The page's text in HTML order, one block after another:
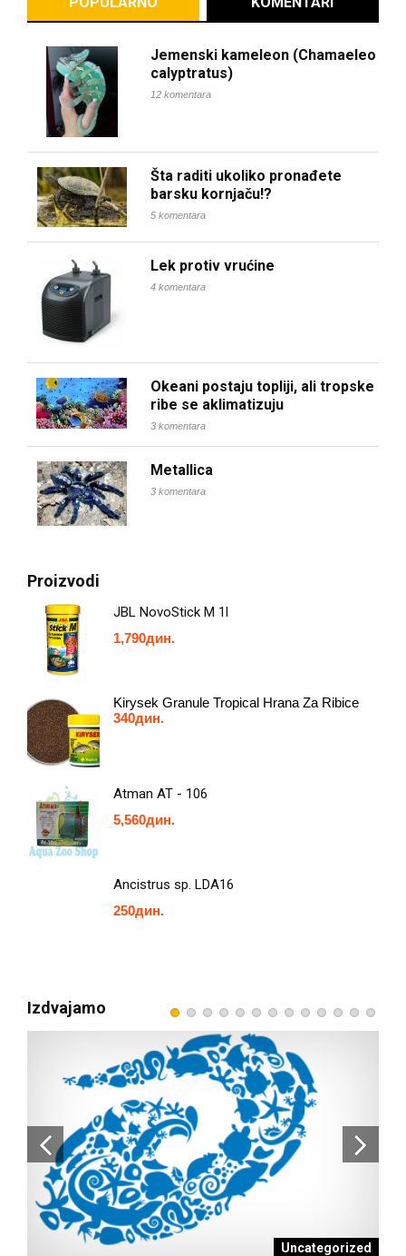
Jemenski kameleon (Chamaeleo
calyptratus)
12 komentara
Šta raditi ukoliko pronađete
barsku kornjaču!?
5 komentara
Lek protiv vrućine
4 komentara
Okeani postaju topliji, ali tropske
ribe se aklimatizuju
3 komentara
Metallica
3 komentara
Proizvodi
JBL NovoStick M 1l
1,790дин.
Kirysek Granule Tropical Hrana Za Ribice
340дин.
Atman AT - 106
5,560дин.
Ancistrus sp. LDA16
250дин.
Izdvajamo
Uncategorized